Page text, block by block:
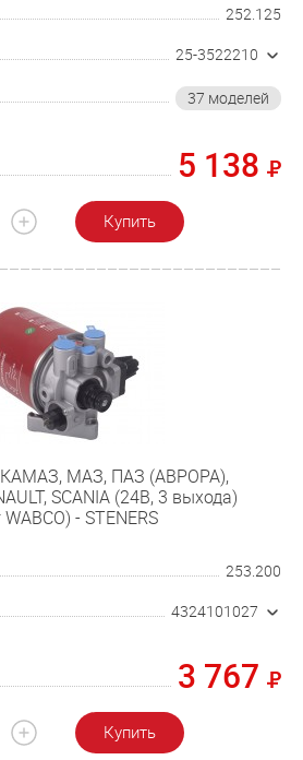
252.125
25-3522210
37 моделей
5 138
Купить
КАМАЗ, МАЗ, ПАЗ (АВРОРА),
SCANIA (24В, 3 выхода)
- STENERS
253.200
4324101027
3 767
Купить